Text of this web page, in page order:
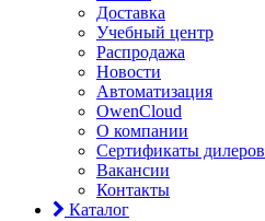
Доставка
Учебный центр
Распродажа
Новости
Автоматизация
OwenCloud
О компании
Сертификаты дилеров
Вакансии
Контакты
Каталог